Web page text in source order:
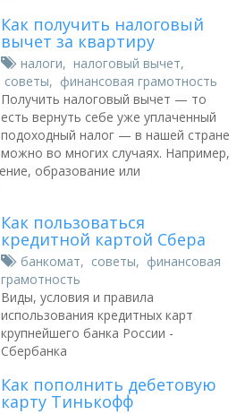
Как получить налоговый
вычет за квартиру
налоги, налоговый вычет,
советы, финансовая грамотность
Получить налоговый вычет — то
есть вернуть себе уже уплаченный
подоходный налог — в нашей стране
можно во многих случаях. Например,
образование или
Как пользоваться
кредитной картой Сбера
банкомат, советы, финансовая
грамотность
Виды, условия и правила
использования кредитных карт
крупнейшего банка России -
Сбербанка
Как пополнить дебетовую
карту Тинькофф